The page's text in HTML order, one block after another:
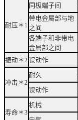
耐压＊1
同极端子间
带电金属部与地
之间
各端子和非带电
金属部之间
振动＊2 误动作
冲击＊2
耐久
误动作
寿命＊3
机械